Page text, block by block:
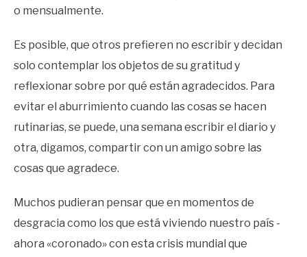
o mensualmente.
Es posible, que otros prefieren no escribir y decidan
solo contemplar los objetos de su gratitud y
reflexionar sobre por qué están agradecidos. Para
evitar el aburrimiento cuando las cosas se hacen
rutinarias, se puede, una semana escribir el diario y
otra, digamos, compartir con un amigo sobre las
cosas que agradece.
Muchos pudieran pensar que en momentos de
desgracia como los que está viviendo nuestro país -
ahora «coronado» con esta crisis mundial que